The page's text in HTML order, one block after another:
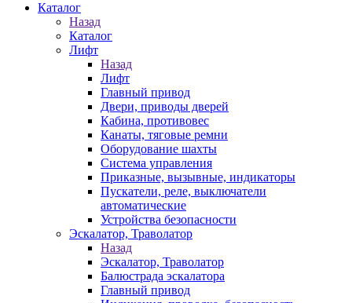
Каталог
Назад
Каталог
Лифт
Назад
Лифт
Главный привод
Двери, приводы дверей
Кабина, противовес
Канаты, тяговые ремни
Оборудование шахты
Система управления
Приказные, вызывные, индикаторы
Пускатели, реле, выключатели
автоматические
Устройства безопасности
Эскалатор, Траволатор
Назад
Эскалатор, Траволатор
Балюстрада эскалатора
Главный привод